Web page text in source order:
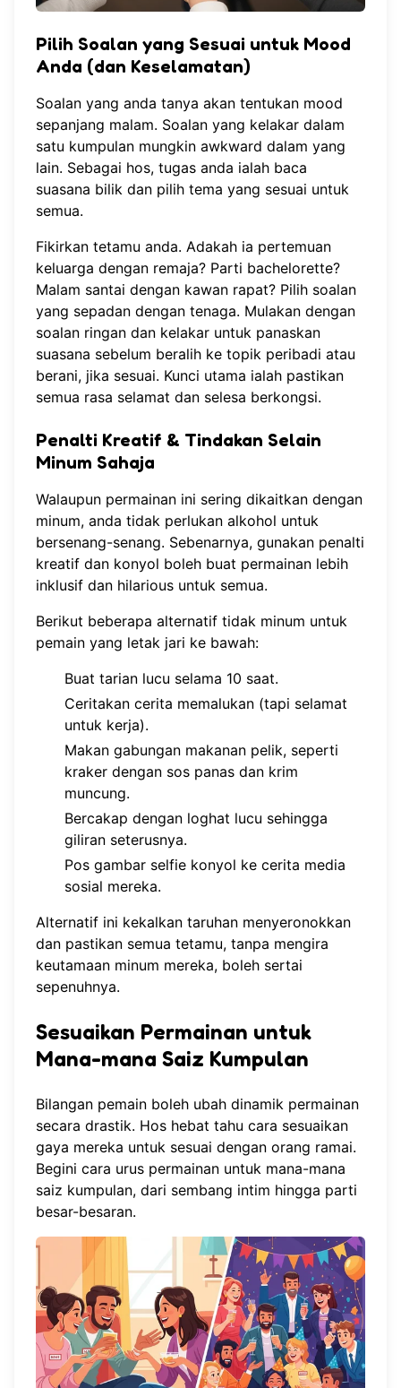
Pilih Soalan yang Sesuai untuk Mood
Anda (dan Keselamatan)
Soalan yang anda tanya akan tentukan mood
sepanjang malam. Soalan yang kelakar dalam
satu kumpulan mungkin awkward dalam yang
lain. Sebagai hos, tugas anda ialah baca
suasana bilik dan pilih tema yang sesuai untuk
semua.
Fikirkan tetamu anda. Adakah ia pertemuan
keluarga dengan remaja? Parti bachelorette?
Malam santai dengan kawan rapat? Pilih soalan
yang sepadan dengan tenaga. Mulakan dengan
soalan ringan dan kelakar untuk panaskan
suasana sebelum beralih ke topik peribadi atau
berani, jika sesuai. Kunci utama ialah pastikan
semua rasa selamat dan selesa berkongsi.
Penalti Kreatif & Tindakan Selain
Minum Sahaja
Walaupun permainan ini sering dikaitkan dengan
minum, anda tidak perlukan alkohol untuk
bersenang-senang. Sebenarnya, gunakan penalti
kreatif dan konyol boleh buat permainan lebih
inklusif dan hilarious untuk semua.
Berikut beberapa alternatif tidak minum untuk
pemain yang letak jari ke bawah:
Buat tarian lucu selama 10 saat.
Ceritakan cerita memalukan (tapi selamat
untuk kerja).
Makan gabungan makanan pelik, seperti
kraker dengan sos panas dan krim
muncung.
Bercakap dengan loghat lucu sehingga
giliran seterusnya.
Pos gambar selfie konyol ke cerita media
sosial mereka.
Alternatif ini kekalkan taruhan menyeronokkan
dan pastikan semua tetamu, tanpa mengira
keutamaan minum mereka, boleh sertai
sepenuhnya.
Sesuaikan Permainan untuk
Mana-mana Saiz Kumpulan
Bilangan pemain boleh ubah dinamik permainan
secara drastik. Hos hebat tahu cara sesuaikan
gaya mereka untuk sesuai dengan orang ramai.
Begini cara urus permainan untuk mana-mana
saiz kumpulan, dari sembang intim hingga parti
besar-besaran.